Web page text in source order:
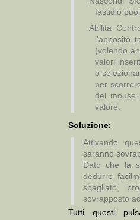
fastidio
Abilita
l’apposito
(volendo
valori
o
per
del mouse
valore.
Soluzione:
Attivando
saranno
Dato che la
dedurre
sbagliato,
sovrapposto
Tutti questi